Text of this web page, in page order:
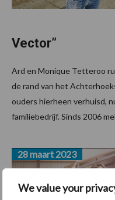
We value your
Vector”
Ard en Monique Tetteroo
de rand van het
ouders hierheen verhuisd,
familiebedrijf. Sinds 2006
28 maart 2023